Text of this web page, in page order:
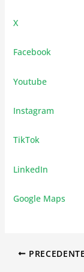
X
Facebook
Youtube
Instagram
TikTok
LinkedIn
Google Maps
PRECEDENTE